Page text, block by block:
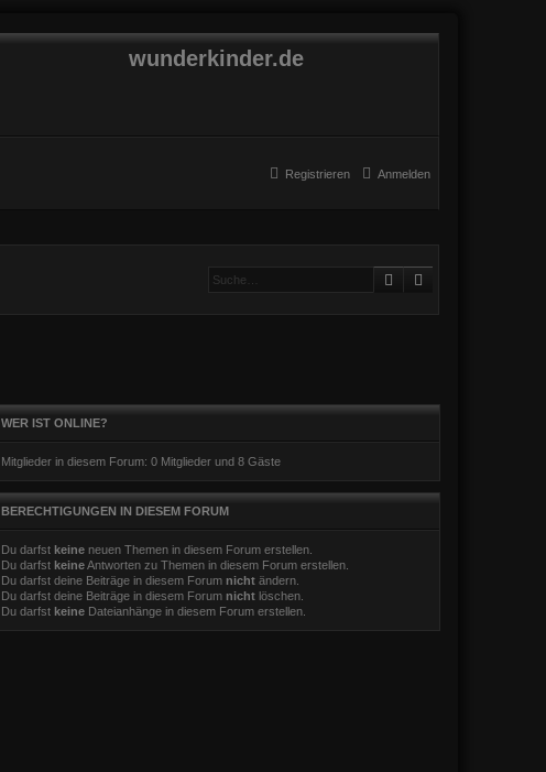
wunderkinder.de
Anmelden
Registrieren
Suche
WER IST ONLINE?
Mitglieder in diesem Forum: 0 Mitglieder und 8 Gäste
BERECHTIGUNGEN IN DIESEM FORUM
Du darfst keineneuen Themen in diesem Forum erstellen.
Du darfst keineAntworten zu Themen in diesem Forum erstellen.
Du darfst deine Beiträge in diesem Forum nichtändern.
Du darfst deine Beiträge in diesem Forum nichtlöschen.
Du darfst keineDateianhänge in diesem Forum erstellen.